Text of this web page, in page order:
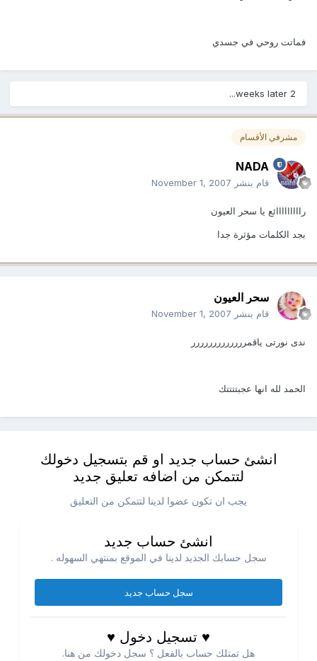
فماتت روحي في جسدي
2 weeks later...
مشرفي الأقسام
NADA
قام بنشر November 1, 2007
رااااااااائع يا سحر العيون
بجد الكلمات مؤثرة جدا
سحر العيون
قام بنشر November 1, 2007
ندى نورتى ياقمررررررررررررر
الحمد لله انها عجبتتتتك
انشئ حساب جديد او قم بتسجيل دخولك
لتتمكن من اضافه تعليق جديد
يجب ان تكون عضوا لدينا لتتمكن من التعليق
انشئ حساب جديد
سجل حسابك الجديد لدينا في الموقع بمنتهي السهوله .
سجل حساب جديد
♥ تسجيل دخول ♥
هل تمتلك حساب بالفعل ؟ سجل دخولك من هنا.